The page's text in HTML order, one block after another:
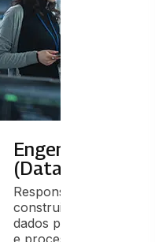
Engenheiro de
(Data Engineer)
Responsáveis por
construir e manter
dados para coleta,
e processamento de